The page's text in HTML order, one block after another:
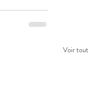
Voir tout